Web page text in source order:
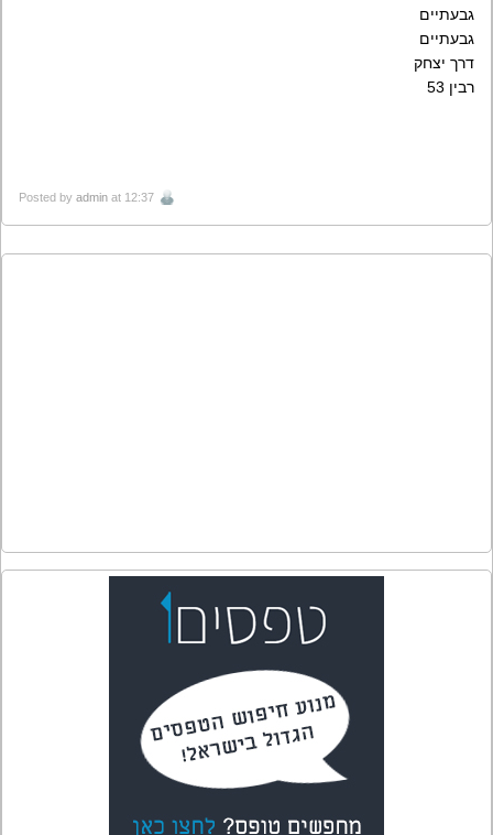
גבעתיים
גבעתיים
דרך יצחק
רבין 53
Posted by admin at 12:37